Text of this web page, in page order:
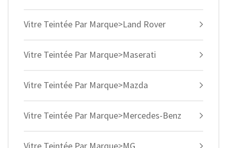
Vitre Teintée Par Marque>Land Rover
Vitre Teintée Par Marque>Maserati
Vitre Teintée Par Marque>Mazda
Vitre Teintée Par Marque>Mercedes-Benz